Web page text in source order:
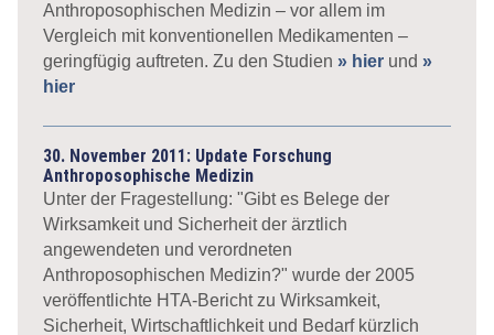
Anthroposophischen Medizin – vor allem im
Vergleich mit konventionellen Medikamenten –
geringfügig auftreten. Zu den Studien »hier und »
hier
30. November 2011: Update Forschung
Anthroposophische Medizin
Unter der Fragestellung: "Gibt es Belege der
Wirksamkeit und Sicherheit der ärztlich
angewendeten und verordneten
Anthroposophischen Medizin?" wurde der 2005
veröffentlichte HTA-Bericht zu Wirksamkeit,
Sicherheit, Wirtschaftlichkeit und Bedarf kürzlich